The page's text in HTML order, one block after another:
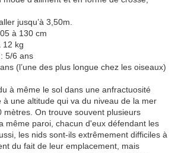
jusqu’à 3,50m.
à 130 cm
12 kg
5/6 ans
(l’une des plus longue chez les oiseaux)
à même le sol dans une anfractuosité
une altitude qui va du niveau de la mer
mètres. On trouve souvent plusieurs
même paroi, chacun d'eux défendant les
les nids sont-ils extrêmement difficiles à
du fait de leur emplacement, mais